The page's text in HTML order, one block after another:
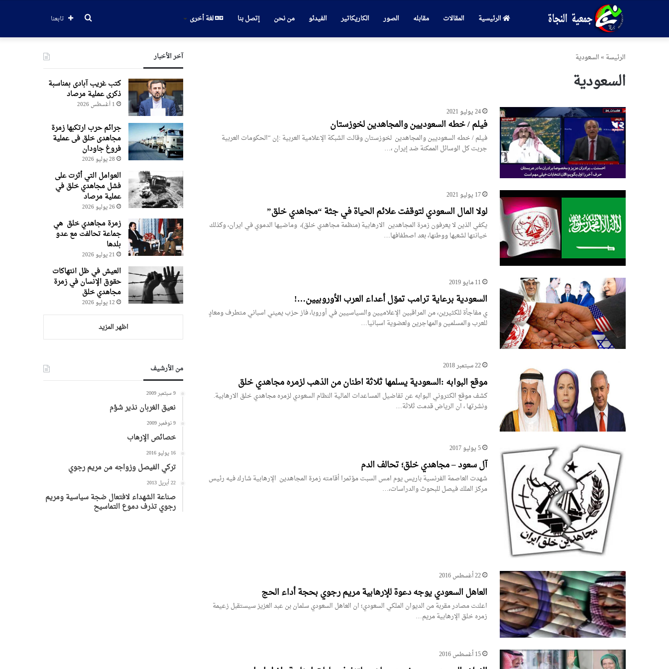
الرئيسية المقالات مقابله الصور الكاريكاتير الفيدئو من نحن إتصل بنا لغة أخرى تابعنا بحث
الرئیسة »السعودية
السعودية
24 يوليو 2021
فيلم / خطه السعوديين والمجاهدین لخوزستان
فيلم / خطه السعوديين والمجاهدین لخوزستان وقالت الشبكة الإعلامية العربية :إن “الحكومات العربية
جربت كل الوسائل الممكنة ضد إيران ،…
17 يوليو 2021
لولا المال السعودي لتوقفت علائم الحياة في جثة “مجاهدي خلق”
يكفي الذين لا يعرفون زمرة المجاهدین الارهابية (منظمة مجاهدي خلق)، وماضيها الدموي في ايران، وكذلك
خيانتها لشعبها ووطنها، بعد اصطفافها…
11 مايو 2019
السعودية برعاية ترامب تموّل أعداء العرب الأوروبيين…!
ي مفاجأة للكثيرين، من المراقبين الإعلاميين والسياسيين في أوروبا، فاز حزب يميني اسباني متطرف ومعادٍ
للعرب والمسلمين والمهاجرين ولعضوية اسبانيا…
22 سبتمبر 2018
موقع البوابه :السعودية يسلمها ثلاثة اطنان من الذهب لزمره مجاهدي خلق
كشف موقع الكتروني البوابه عن تفاضيل المساعدات المالية النظام السعودي لزمره مجاهدي خلق الارهابية.
ونشرتها ، ان الرياض قدمت ثلاثة…
5 يوليو 2017
آل سعود – مجاهدي خلق؛ تحالف الدم
شهدت العاصمة الفرنسية باريس يوم امس السبت مؤتمرا أقامته زمرة المجاهدين الإرهابية شارك فيه رئيس
مركز الملك فيصل للبحوث والدراسات،…
22 أغسطس 2016
العاهل السعودي يوجه دعوة للإرهابية مريم رجوي بحجة أداء الحج
اعلنت مصادر مقربة من الديوان الملكي السعودي؛ ان العاهل السعودي سلمان بن عبد العزيز سيستقبل زعيمة
زمره خلق الإرهابية مريم…
15 أغسطس 2016
آخر الأخبار
کتب غریب آبادی بمناسبة
ذکری عملیة مرصاد
1 أغسطس 2026
جرائم حرب ارتکبها زمرة
مجاهدی خلق فی عملیة
فروغ جاودان
28 يوليو 2026
العوامل التي أثرت على
فشل مجاهدي خلق في
عملية مرصاد
26 يوليو 2026
زمرة مجاهدي خلق هي
جماعة تحالفت مع عدو
بلدها
21 يوليو 2026
العيش في ظل انتهاكات
حقوق الإنسان في زمرة
مجاهدي خلق
12 يوليو 2026
اظهر المزيد
من الأرشيف
9 سبتمبر 2009
نعيق الغربان نذير شؤم
9 نوفمبر 2009
خصائص الإرهاب
16 يوليو 2016
تركي الفيصل وزواجه من مريم رجوي
22 أبريل 2013
صناعة الشهداء لافتعال ضجة سياسية ومريم
رجوي تذرف دموع التماسيح